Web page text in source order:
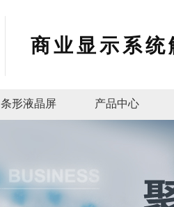
商业显示系统
条形液晶屏 产品中心